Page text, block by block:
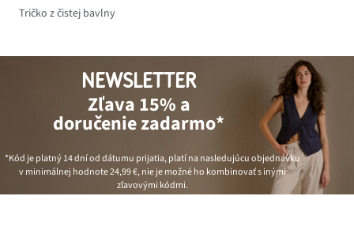
Tričko z čistej bavlny
NEWSLETTER
Zľava 15% a
doručenie zadarmo*
*Kód je platný 14 dní od dátumu prijatia, platí na nasledujúcu objednávku
v minimálnej hodnote24,99 €, nie je možné ho kombinovať s inými
zľavovými kódmi.